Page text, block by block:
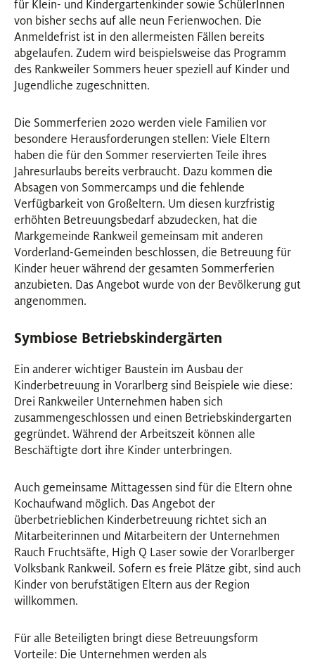
für Klein- und Kindergartenkinder sowie SchülerInnen
von bisher sechs auf alle neun Ferienwochen. Die
Anmeldefrist ist in den allermeisten Fällen bereits
abgelaufen. Zudem wird beispielsweise das Programm
des Rankweiler Sommers heuer speziell auf Kinder und
Jugendliche zugeschnitten.
Die Sommerferien 2020 werden viele Familien vor
besondere Herausforderungen stellen: Viele Eltern
haben die für den Sommer reservierten Teile ihres
Jahresurlaubs bereits verbraucht. Dazu kommen die
Absagen von Sommercamps und die fehlende
Verfügbarkeit von Großeltern. Um diesen kurzfristig
erhöhten Betreuungsbedarf abzudecken, hat die
Markgemeinde Rankweil gemeinsam mit anderen
Vorderland-Gemeinden beschlossen, die Betreuung für
Kinder heuer während der gesamten Sommerferien
anzubieten. Das Angebot wurde von der Bevölkerung gut
angenommen.
Symbiose Betriebskindergärten
Ein anderer wichtiger Baustein im Ausbau der
Kinderbetreuung in Vorarlberg sind Beispiele wie diese:
Drei Rankweiler Unternehmen haben sich
zusammengeschlossen und einen Betriebskindergarten
gegründet. Während der Arbeitszeit können alle
Beschäftigte dort ihre Kinder unterbringen.
Auch gemeinsame Mittagessen sind für die Eltern ohne
Kochaufwand möglich. Das Angebot der
überbetrieblichen Kinderbetreuung richtet sich an
Mitarbeiterinnen und Mitarbeitern der Unternehmen
Rauch Fruchtsäfte, High Q Laser sowie der Vorarlberger
Volksbank Rankweil. Sofern es freie Plätze gibt, sind auch
Kinder von berufstätigen Eltern aus der Region
willkommen.
Für alle Beteiligten bringt diese Betreuungsform
Vorteile: Die Unternehmen werden als